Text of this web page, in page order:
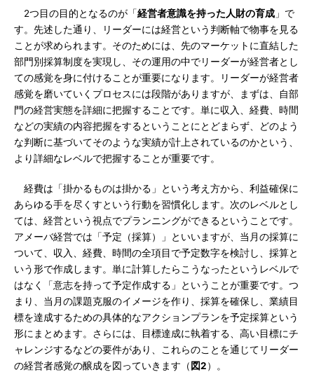
2つ目の目的となるのが「経営者意識を持った人財の育成 」で
す。先述した通り、リーダーには経営という判断軸で物事を見る
ことが求められます。そのためには、先のマーケットに直結した
部門別採算制度を実現し、その運用の中でリーダーが経営者とし
ての感覚を身に付けることが重要になります。リーダーが経営者
感覚を磨いていくプロセスには段階がありますが、まずは、自部
門の経営実態を詳細に把握することです。単に収入、経費、時間
などの実績の内容把握をするということにとどまらず、どのよう
な判断に基づいてそのような実績が計上されているのかという、
より詳細なレベルで把握することが重要です。
経費は「掛かるものは掛かる」という考え方から、利益確保に
あらゆる手を尽くすという行動を習慣化します。次のレベルとし
ては、経営という視点でプランニングができるということです。
アメーバ経営では「予定（採算）」といいますが、当月の採算に
ついて、収入、経費、時間の全項目で予定数字を検討し、採算と
いう形で作成します。単に計算したらこうなったというレベルで
はなく「意志を持って予定作成する」ということが重要です。つ
まり、当月の課題克服のイメージを作り、採算を確保し、業績目
標を達成するための具体的なアクションプランを予定採算という
形にまとめます。さらには、目標達成に執着する、高い目標にチ
ャレンジするなどの要件があり、これらのことを通じてリーダー
の経営者感覚の醸成を図っていきます（ 図2）。